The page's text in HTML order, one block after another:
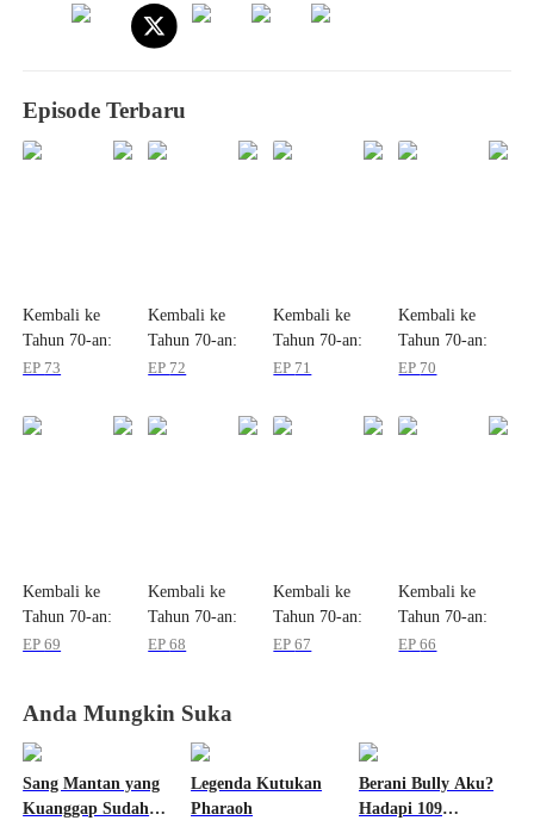
Episode Terbaru
Kembali ke
Tahun 70-an:
Kapten Jatuh
EP 73
Kembali ke
Tahun 70-an:
Kapten Jatuh
EP 72
Kembali ke
Tahun 70-an:
Kapten Jatuh
EP 71
Kembali ke
Tahun 70-an:
Kapten Jatuh
EP 70
Kembali ke
Tahun 70-an:
Kapten Jatuh
EP69
Kembali ke
Tahun 70-an:
Kapten Jatuh
EP68
Kembali ke
Tahun 70-an:
Kapten Jatuh
EP67
Kembali ke
Tahun 70-an:
Kapten Jatuh
EP66
Anda Mungkin Suka
Sang Mantan yang
Kuanggap Sudah
Legenda Kutukan
Pharaoh
Berani Bully Aku?
Hadapi 109